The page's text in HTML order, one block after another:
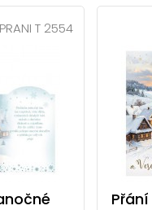
PRANI T 2554